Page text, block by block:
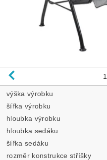
1
výška výrobku
šířka výrobku
hloubka výrobku
hloubka sedáku
šířka sedáku
rozměr konstrukce stříšky